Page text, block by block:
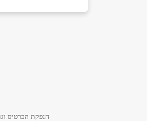
רמת גן
הנפקת הכרטיס